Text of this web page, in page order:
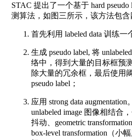
STAC 提出了一个基于 hard
测算法，如图三所示，该方法包含
首先利用 labeled data 训练一
生成 pseudo label, 将
络中，得到大量的目标框预
除大量的冗余框，最后使用
pseudo label；
应用 strong data
unlabeled image 图像相结合
抖动、geometric
box-level transformation（小